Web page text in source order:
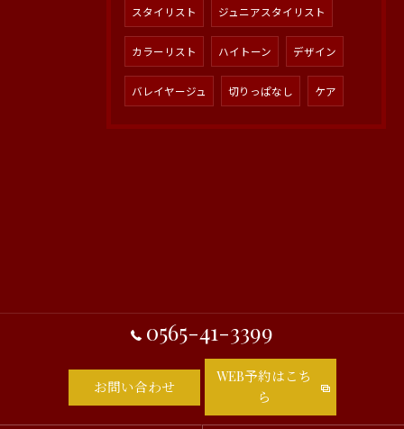
スタイリスト ジュニアスタイリスト
カラーリスト ハイトーン デザイン
バレイヤージュ 切りっぱなし ケア
0565-41-3399
お問い合わせ
WEB予約はこち
ら